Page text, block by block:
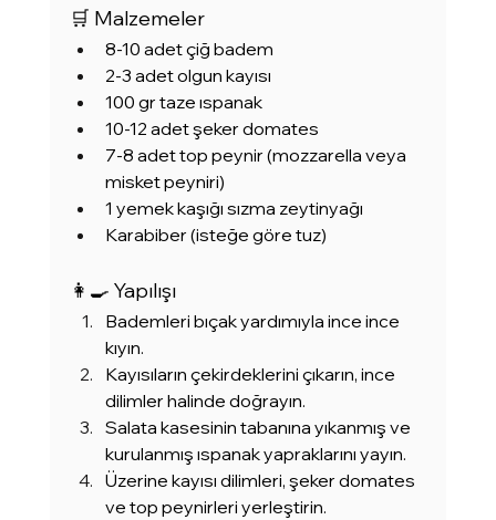
🛒 Malzemeler
8-10 adet çiğ badem
2-3 adet olgun kayısı
100 gr taze ıspanak
10-12 adet şeker domates
7-8 adet top peynir (mozzarella veya
misket peyniri)
1 yemek kaşığı sızma zeytinyağı
Karabiber (isteğe göre tuz)
👩‍🍳 Yapılışı
Bademleri bıçak yardımıyla ince ince
kıyın.
Kayısıların çekirdeklerini çıkarın, ince
dilimler halinde doğrayın.
Salata kasesinin tabanına yıkanmış ve
kurulanmış ıspanak yapraklarını yayın.
Üzerine kayısı dilimleri, şeker domates
ve top peynirleri yerleştirin.